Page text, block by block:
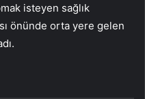
isteyen sağlık
önünde orta yere gelen